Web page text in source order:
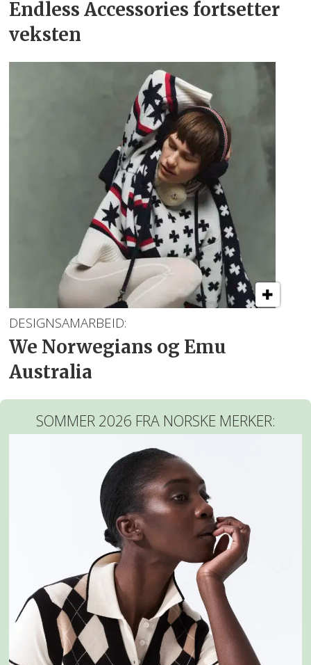
Endless Accessories fortsetter
veksten
DESIGNSAMARBEID:
We Norwegians og Emu
Australia
SOMMER 2026 FRA NORSKE MERKER: